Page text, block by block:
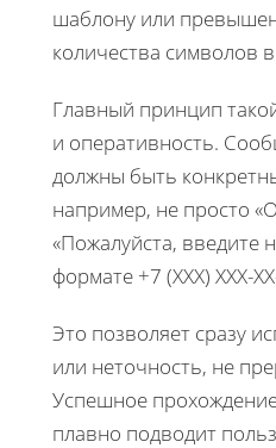
шаблону или
количества символов
Главный принцип
и оперативность.
должны быть
например, не просто
«Пожалуйста, введите
формате +7 (XXX) XXX-
Это позволяет сразу
или неточность, не
Успешное
плавно подводит